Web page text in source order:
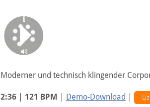
Moderner und technisch klingender
2:36 121 BPM Demo-Download